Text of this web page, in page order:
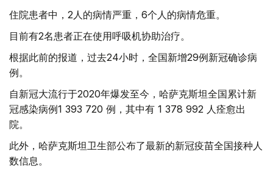
住院患者中，2人的病情严重，6个人的病情危重。
目前有2名患者正在使用呼吸机协助治疗。
根据此前的报道，过去24小时，全国新增29例新冠确诊病
例。
自新冠大流行于2020年爆发至今，哈萨克斯坦全国累计新
冠感染病例1 393 720 例，其中有 1 378 992 人痊愈出
院。
此外，哈萨克斯坦卫生部公布了最新的新冠疫苗全国接种人
数信息。